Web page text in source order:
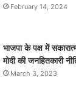
February 14, 2024
भाजपा के पक्ष में
मोदी की जनहितकारी
March 3, 2023